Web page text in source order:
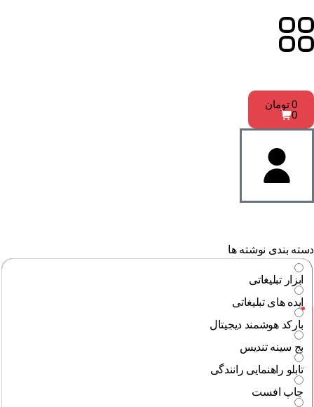
تومان
بندی نوشته ها
ابزار تبلیغاتی
ایده های تبلیغاتی
بارکد هوشمند دیجیتال
بج سینه تندیس
تابلو راهنمایی رانندگی
چاپ افست